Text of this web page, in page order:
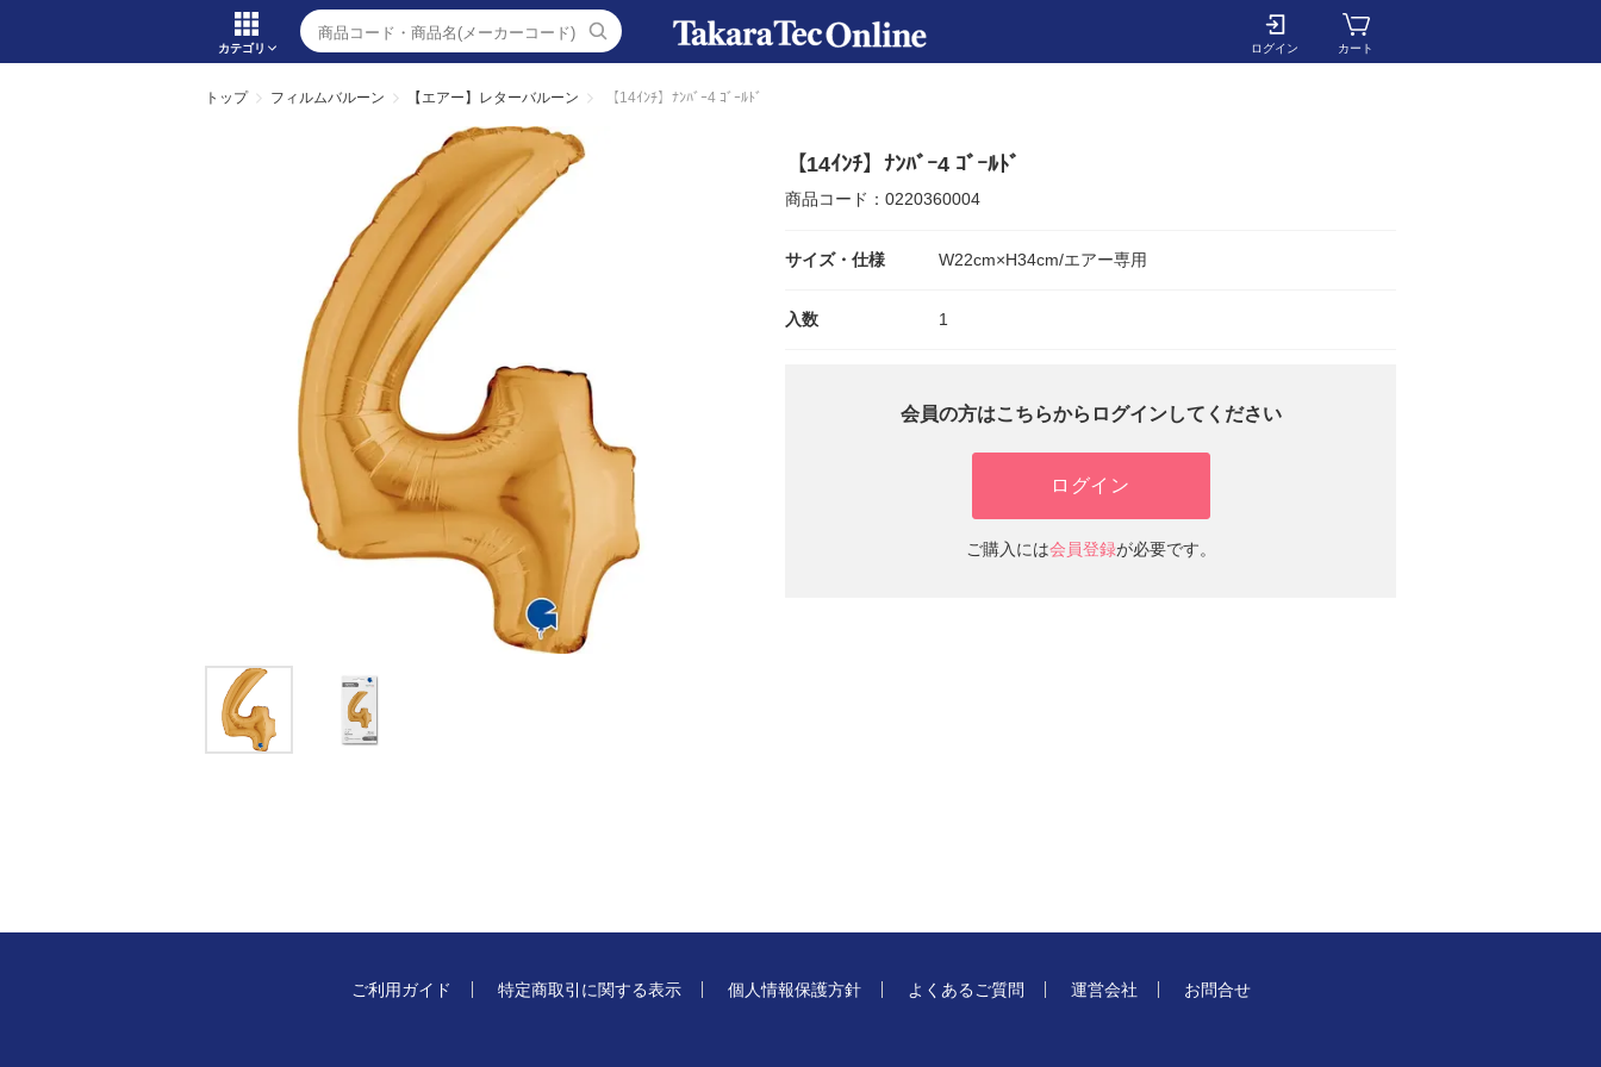
カテゴリ ログイン カート
トップ フィルムバルーン 【エアー】レターバルーン 【14ｲﾝﾁ】ﾅﾝﾊﾞｰ4 ｺﾞｰﾙﾄﾞ
【14ｲﾝﾁ】ﾅﾝﾊﾞｰ4 ｺﾞｰﾙﾄﾞ
商品コード：0220360004
サイズ・仕様 W22cm×H34cm/エアー専用
入数 1
会員の方はこちらからログインしてください
ログイン
ご購入には会員登録が必要です。
ご利用ガイド 特定商取引に関する表示 個人情報保護方針 よくあるご質問 運営会社 お問合せ